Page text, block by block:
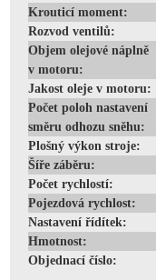
Krouticí moment:
Rozvod ventilů:
Objem olejové náplně
v motoru:
Jakost oleje v motoru:
Počet poloh nastavení
směru odhozu sněhu:
Plošný výkon stroje:
Šíře záběru:
Počet rychlostí:
Pojezdová rychlost:
Nastavení řídítek:
Hmotnost:
Objednací číslo: